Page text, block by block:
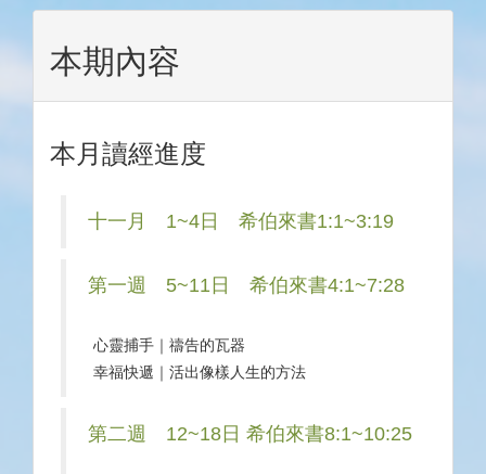
本期內容
本月讀經進度
十一月 1~4日 希伯來書1:1~3:19
第一週 5~11日 希伯來書4:1~7:28
心靈捕手｜禱告的瓦器
幸福快遞｜活出像樣人生的方法
第二週 12~18日 希伯來書8:1~10:25